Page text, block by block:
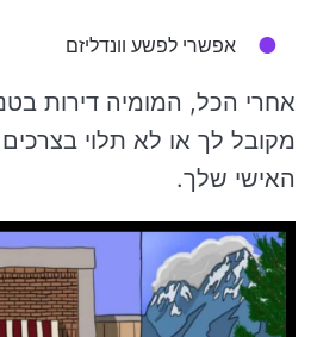
אפשרי לפשע וונדליזם
אחרי הכל, המומיה דירות
מקובל לך או לא תלוי
האישי שלך.